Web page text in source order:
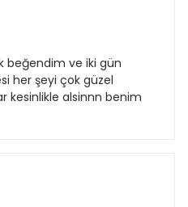
beğendim ve iki gün
her şeyi çok güzel
kesinlikle alsinnn benim